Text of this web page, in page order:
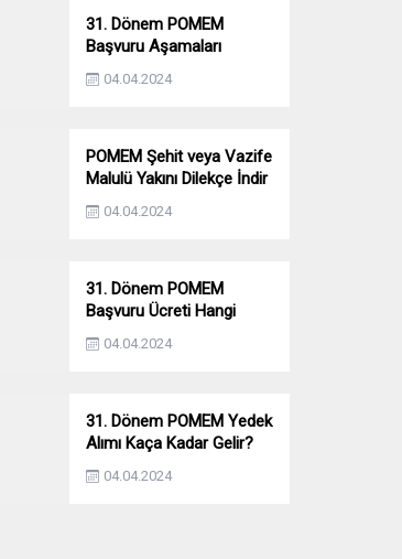
31. Dönem POMEM
Başvuru Aşamaları
Nelerdir? Ön Sağlık –
Parkur – Mülakat
04.04.2024
POMEM Şehit veya Vazife
Malulü Yakını Dilekçe İndir
04.04.2024
31. Dönem POMEM
Başvuru Ücreti Hangi
Bankaya Yatırılacak?
04.04.2024
31. Dönem POMEM Yedek
Alımı Kaça Kadar Gelir?
Yıllara Göre Yedek Alımı
04.04.2024